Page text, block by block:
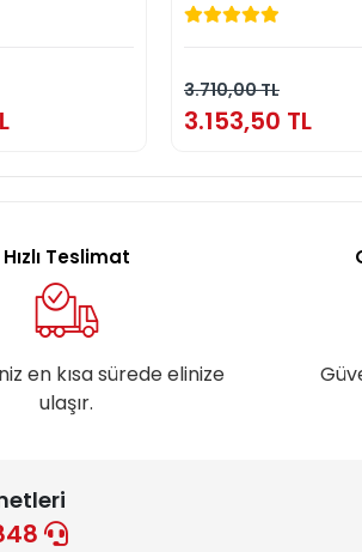
3.710,00 TL
3.153,50 TL
Sepete Ekle
Hızlı Teslimat
en kısa sürede elinize
ulaşır.